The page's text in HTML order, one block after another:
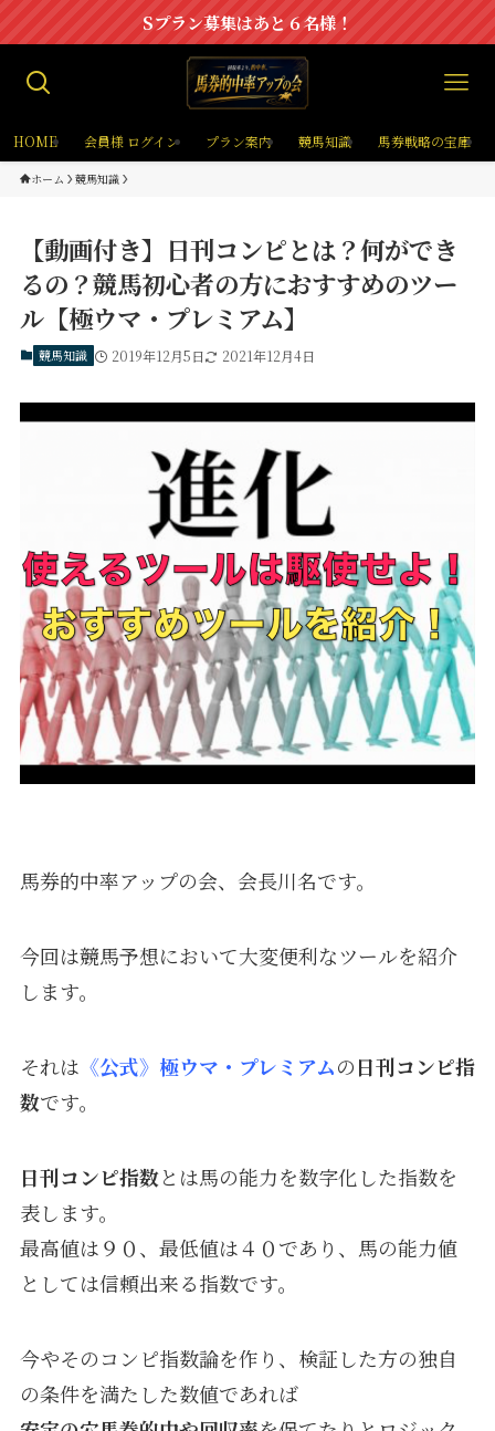
Sプラン募集はあと６名様！
HOME 会員様 ログイン プラン案内 競馬知識 馬券戦略の宝庫
ホーム 競馬知識
【動画付き】日刊コンピとは？何ができ
るの？競馬初心者の方におすすめのツー
ル【極ウマ・プレミアム】
競馬知識 2019年12月5日 2021年12月4日
馬券的中率アップの会、会長川名です。
今回は競馬予想において大変便利なツールを紹介
します。
それは 《公式》極ウマ・プレミアムの日刊コンピ指
数です。
日刊コンピ指数とは馬の能力を数字化した指数を
表します。
最高値は９０、最低値は４０であり、馬の能力値
としては信頼出来る指数です。
今やそのコンピ指数論を作り、検証した方の独自
の条件を満たした数値であれば